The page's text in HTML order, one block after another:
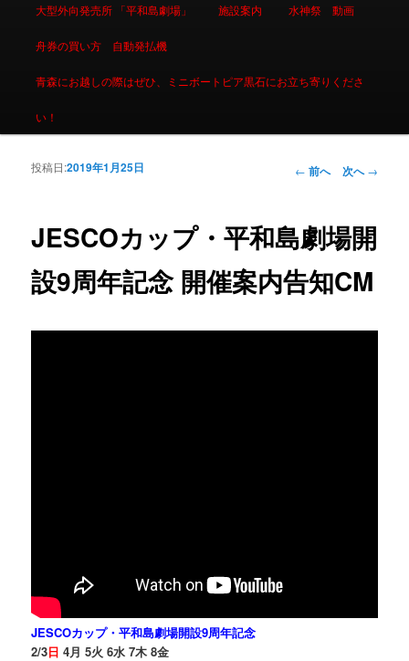
大型外向発売所 「平和島劇場」 施設案内 水神祭 動画
舟券の買い方 自動発払機
青森にお越しの際はぜひ、ミニボートピア黒石にお立ち寄りくださ
い！
投稿ナビゲーシ
← 前へ 次へ→
JESCOカップ・平和島劇場開
設9周年記念 開催案内告知CM
投稿日:2019年1月25日
JESCOカップ・平和島劇場開設9周年記念
2/3日 4月 5火 6水 7木 8金